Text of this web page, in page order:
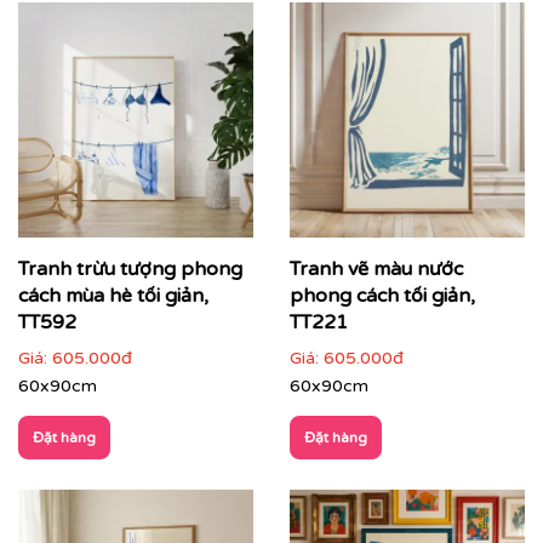
hiện đại
Tranh trừu tượng không mô tả thế giới theo hình khối
cụ thể, mà truyền tải cảm xúc, nhịp điệu và chiều sâu
thông qua màu sắc, đường nét và bố cục. Đây là dòng
tranh được ưa chuộng trong các không gian hiện đại,
cao cấp – nơi nghệ thuật trở thành
tuyên ngôn thẩm
mỹvà cá tính của gia chủ hay thương hiệu.
Tranh trừu tượng phong
cách mùa hè tối giản,
TT592
Giá: 605.000đ
60x90cm
Đặt hàng
Tranh vẽ màu nước
phong cách tối giản,
TT221
Giá: 605.000đ
60x90cm
Đặt hàng